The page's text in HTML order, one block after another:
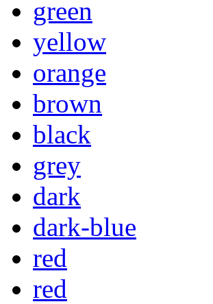
green
yellow
orange
brown
black
grey
dark
dark-blue
red
red